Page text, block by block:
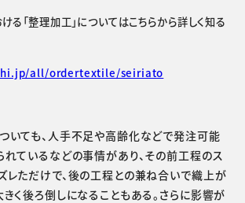
「整理加工」についてはこちらから詳しく知る
all/ordertextile/seiriato
いても、人手不足や高齢化などで発注可能
れているなどの事情があり、その前工程のス
レただけで、後の工程との兼ね合いで織上が
く後ろ倒しになることもある。さらに影響が